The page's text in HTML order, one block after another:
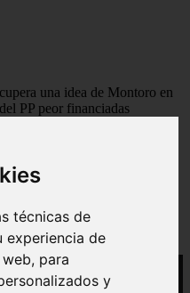
técnicas de
experiencia de
para
y
una idea de Montoro en
PP peor financiadas
idea de
a las
financiadas